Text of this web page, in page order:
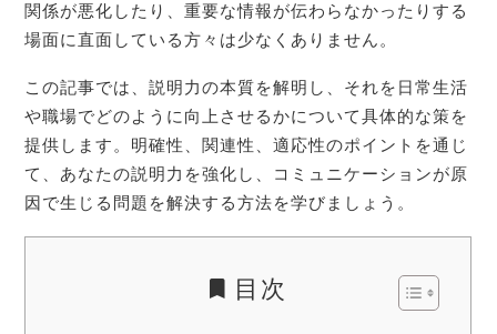
関係が悪化したり、重要な情報が伝わらなかったりする
場面に直面している方々は少なくありません。
この記事では、説明力の本質を解明し、それを日常生活
や職場でどのように向上させるかについて具体的な策を
提供します。明確性、関連性、適応性のポイントを通じ
て、あなたの説明力を強化し、コミュニケーションが原
因で生じる問題を解決する方法を学びましょう。
目次